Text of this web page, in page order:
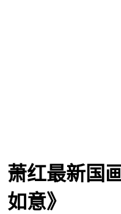
萧红最新国
如意》